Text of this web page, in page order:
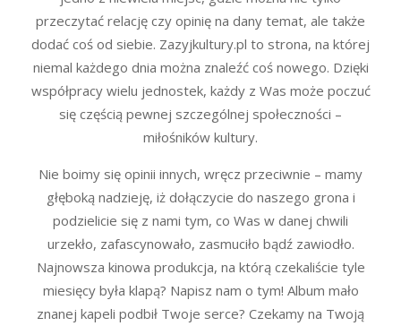
przeczytać relację czy opinię na dany temat, ale także
dodać coś od siebie. Zazyjkultury.pl to strona, na której
niemal każdego dnia można znaleźć coś nowego. Dzięki
współpracy wielu jednostek, każdy z Was może poczuć
się częścią pewnej szczególnej społeczności –
miłośników kultury.
Nie boimy się opinii innych, wręcz przeciwnie – mamy
głęboką nadzieję, iż dołączycie do naszego grona i
podzielicie się z nami tym, co Was w danej chwili
urzekło, zafascynowało, zasmuciło bądź zawiodło.
Najnowsza kinowa produkcja, na którą czekaliście tyle
miesięcy była klapą? Napisz nam o tym! Album mało
znanej kapeli podbił Twoje serce? Czekamy na Twoją